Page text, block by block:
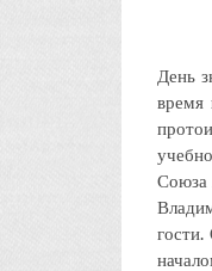
День
время
Союза